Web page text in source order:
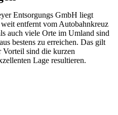
Entsorgungs GmbH liegt
entfernt vom Autobahnkreuz
auch viele Orte im Umland sind
bestens zu erreichen. Das gilt
sind die kurzen
Lage resultieren.